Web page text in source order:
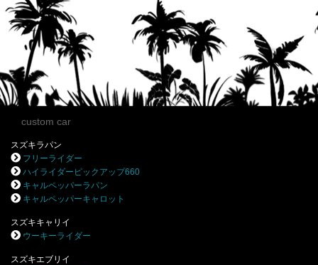
custom car
スズキラパン
フリーライダー
ハイライダーピックアップ660
キャルペッパーラパン
キャルペッパーキャロット
スズキキャリイ
ウーキーライダー
スズキエブリイ